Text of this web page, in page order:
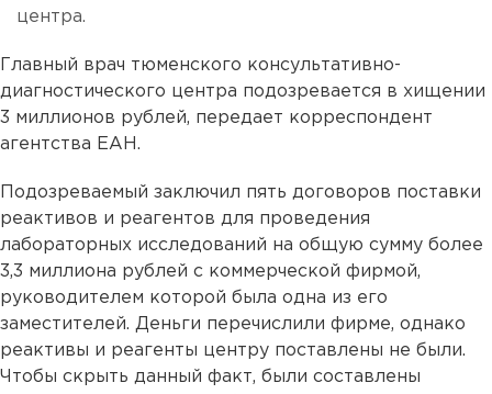
центра.
Главный врач тюменского консультативно-
диагностического центра подозревается в хищении
3 миллионов рублей, передает корреспондент
агентства ЕАН.
Подозреваемый заключил пять договоров поставки
реактивов и реагентов для проведения
лабораторных исследований на общую сумму более
3,3 миллиона рублей с коммерческой фирмой,
руководителем которой была одна из его
заместителей. Деньги перечислили фирме, однако
реактивы и реагенты центру поставлены не были.
Чтобы скрыть данный факт, были составлены